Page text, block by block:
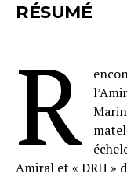
RÉSUMÉ
R
Amiral et « DRH »